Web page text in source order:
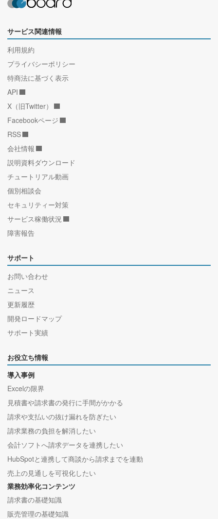
サービス関連情報
利用規約
プライバシーポリシー
特商法に基づく表示
API
X（旧Twitter）
Facebookページ
RSS
会社情報
説明資料ダウンロード
チュートリアル動画
個別相談会
セキュリティー対策
サービス稼働状況
障害報告
サポート
お問い合わせ
ニュース
更新履歴
開発ロードマップ
サポート実績
お役立ち情報
導入事例
Excelの限界
見積書や請求書の発行に手間がかかる
請求や支払いの抜け漏れを防ぎたい
請求業務の負担を解消したい
会計ソフトへ請求データを連携したい
HubSpotと連携して商談から請求までを連動
売上の見通しを可視化したい
業務効率化コンテンツ
請求書の基礎知識
販売管理の基礎知識